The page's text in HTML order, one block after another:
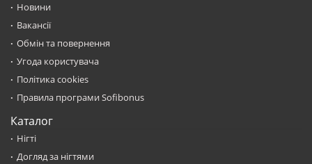
Новини
Вакансії
Обмін та повернення
Угода користувача
Політика cookies
Правила програми Sofibonus
Каталог
Нігті
Догляд за нігтями